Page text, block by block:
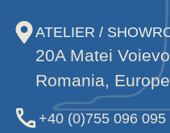
ATELIER /
20A Matei
Romania, Europe
+40 (0)755 096 095